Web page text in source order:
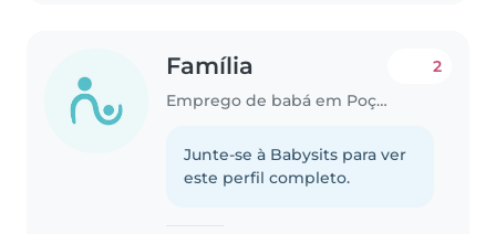
Família
Emprego de babá em Poços de Caldas
2
Junte-se à Babysits para ver
este perfil completo.